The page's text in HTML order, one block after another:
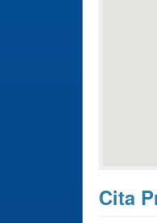
Cita